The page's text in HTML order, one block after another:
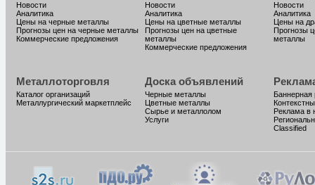
Новости
Аналитика
Цены на черные металлы
Прогнозы цен на черные металлы
Коммерческие предложения
Новости
Аналитика
Цены на цветные металлы
Прогнозы цен на цветные
металлы
Коммерческие предложения
Новости
Аналитика
Цены на
Прогнозы
металлы
Металлоторговля
Каталог организаций
Металлургический маркетплейс
Доска объявлений
Черные металлы
Цветные металлы
Сырье и металлолом
Услуги
Баннерная
Реклама в
Classified